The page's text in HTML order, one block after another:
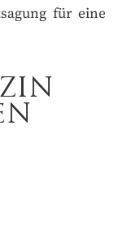
für eine